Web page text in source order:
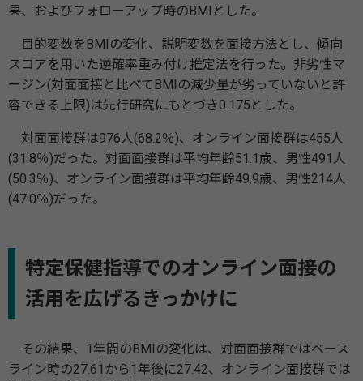
果、およびフォローアップ時のBMIとした。
目的変数をBMIの変化、説明変数を面接方法とし、傾向
スコアを用いた逆確率重み付け推定法を行った。非劣性マ
ージン(対面面接と比べてBMIの減少量が劣っていないと許
容できる上限)は先行研究にもとづき0.175とした。
対面面接群は976人(68.2％)、オンライン面接群は455人
(31.8％)だった。対面面接群は平均年齢51.1歳、男性491人
(50.3％)、オンライン面接群は平均年齢49.9歳、男性214人
(47.0％)だった。
特定保健指導でのオンライン面接の
活用を広げるきっかけに
その結果、1年間のBMIの変化は、対面面接群ではベース
ライン時の27.61から1年後に27.42、オンライン面接群では